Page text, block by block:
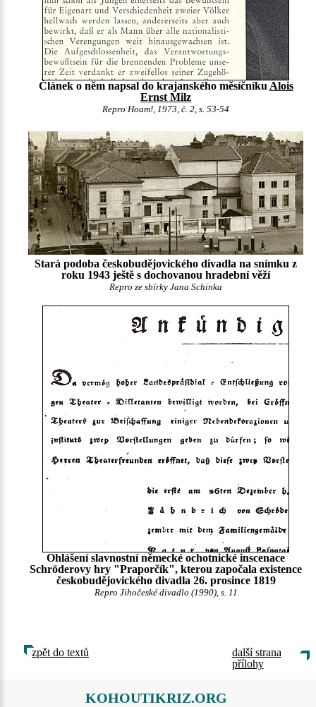
Článek o něm napsal do krajanského měsíčníku Alois
Ernst Milz
Repro Hoam!, 1973, č. 2, s. 53-54
Stará podoba českobudějovického divadla na snímku z
roku 1943 ještě s dochovanou hradební věží
Repro ze sbírky Jana Schinka
Ohlášení slavnostní německé ochotnické inscenace
Schröderovy hry "Praporčík", kterou započala existence
českobudějovického divadla 26. prosince 1819
Repro Jihočeské divadlo (1990), s. 11
zpět do textů
další strana
přílohy
KOHOUTIKRIZ.ORG